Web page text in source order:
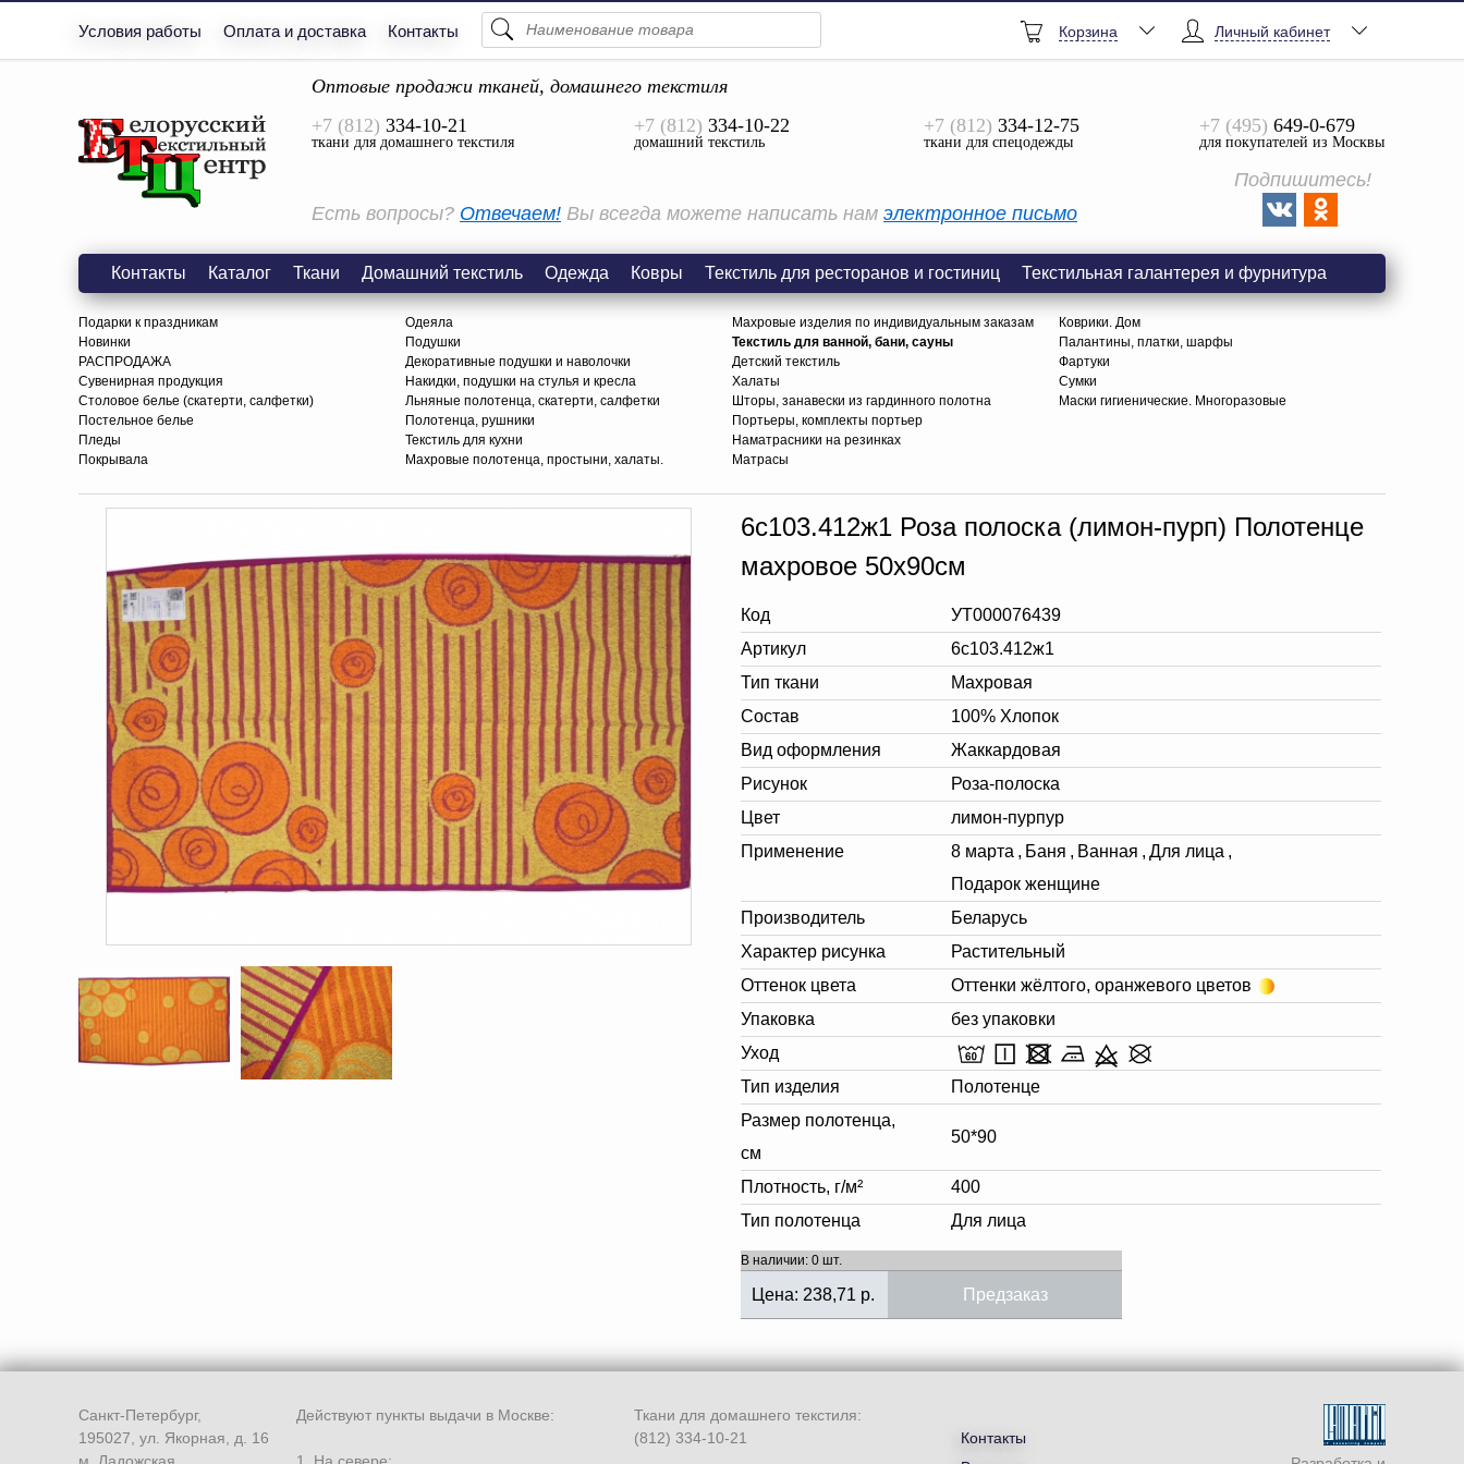
Условия работы Оплата и доставка Контакты
Просмотреть Все
Личный кабинет
Корзина
Оптовые продажи тканей, домашнего текстиля
+7 (812) 334-10-21
ткани для домашнего текстиля
+7 (812) 334-10-22
домашний текстиль
+7 (812) 334-12-75
ткани для спецодежды
+7 (495) 649-0-679
для покупателей из Москвы
Есть вопросы? Отвечаем! Вы всегда можете написать нам электронное письмо
Подпишитесь!
Контакты Каталог Ткани Домашний текстиль Одежда Ковры Текстиль для ресторанов и гостиниц Текстильная галантерея и фурнитура
Подарки к праздникам
Новинки
РАСПРОДАЖА
Сувенирная продукция
Столовое белье (скатерти, салфетки)
Постельное белье
Пледы
Покрывала
Одеяла
Подушки
Декоративные подушки и наволочки
Накидки, подушки на стулья и кресла
Льняные полотенца, скатерти, салфетки
Полотенца, рушники
Текстиль для кухни
Махровые полотенца, простыни, халаты.
Махровые изделия по индивидуальным заказам
Текстиль для ванной, бани, сауны
Детский текстиль
Халаты
Шторы, занавески из гардинного полотна
Портьеры, комплекты портьер
Наматрасники на резинках
Матрасы
Коврики. Дом
Палантины, платки, шарфы
Фартуки
Сумки
Маски гигиенические. Многоразовые
6с103.412ж1 Роза полоска (лимон-пурп) Полотенце
махровое 50х90см
Код
УТ000076439
Артикул
6с103.412ж1
Тип ткани
Махровая
Состав
100% Хлопок
Вид оформления
Жаккардовая
Рисунок
Роза-полоска
Цвет
лимон-пурпур
Применение
8 марта , Баня , Ванная , Для лица ,
Подарок женщине
Производитель
Беларусь
Характер рисунка
Растительный
Оттенок цвета
Оттенки жёлтого, оранжевого цветов
Упаковка
без упаковки
Уход
Тип изделия
Полотенце
Размер полотенца,
см
50*90
Плотность, г/м²
400
Тип полотенца
Для лица
В наличии: 0 шт.
Цена: 238,71 р. Предзаказ
Санкт-Петербург,
195027, ул. Якорная, д. 16
Действуют пункты выдачи в Москве:
Ткани для домашнего текстиля:
(812) 334-10-21
Контакты